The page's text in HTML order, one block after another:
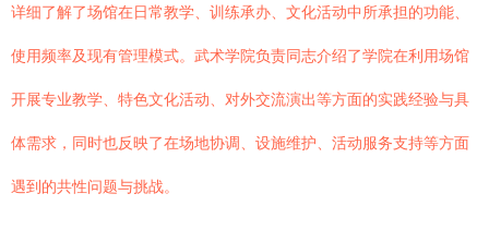
详细了解了场馆在日常教学、训练承办、文化活动中所承担的功能、
使用频率及现有管理模式。武术学院负责同志介绍了学院在利用场馆
开展专业教学、特色文化活动、对外交流演出等方面的实践经验与具
体需求，同时也反映了在场地协调、设施维护、活动服务支持等方面
遇到的共性问题与挑战。